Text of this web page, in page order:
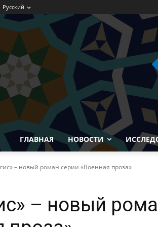
Русский
ГЛАВНАЯ НОВОСТИ
– новый роман серии «Военная проза»
– новый